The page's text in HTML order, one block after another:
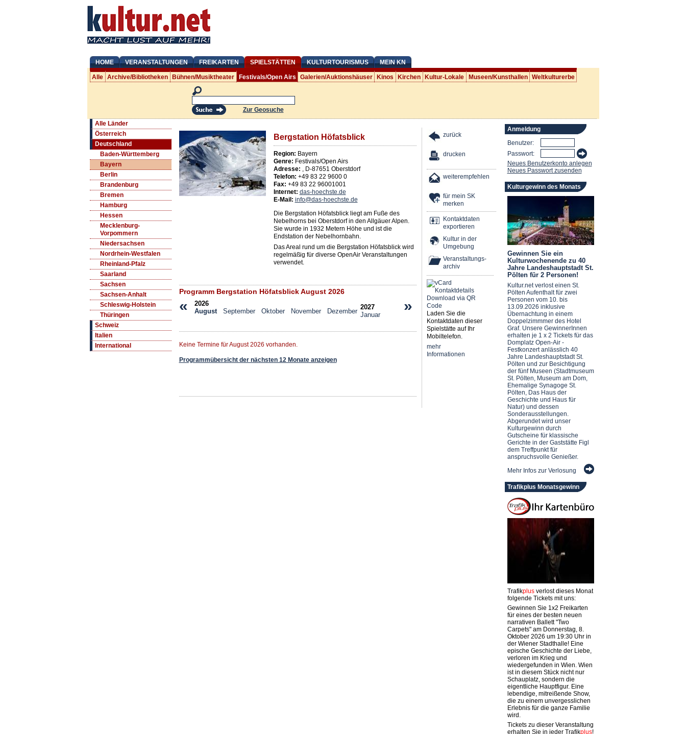
HOME VERANSTALTUNGEN FREIKARTEN SPIELSTÄTTEN KULTURTOURISMUS MEIN KN
Alle Archive/Bibliotheken Bühnen/Musiktheater Festivals/Open Airs Galerien/Auktionshäuser Kinos Kirchen Kultur-Lokale Museen/Kunsthallen Weltkulturerbe
Zur Geosuche
Alle Länder
Österreich
Deutschland
Baden-Württemberg
Bayern
Berlin
Brandenburg
Bremen
Hamburg
Hessen
Mecklenburg-
Vorpommern
Niedersachsen
Nordrhein-Westfalen
Rheinland-Pfalz
Saarland
Sachsen
Sachsen-Anhalt
Schleswig-Holstein
Thüringen
Schweiz
Italien
International
Bergstation Höfatsblick
Region: Bayern
Genre: Festivals/Open Airs
Adresse: , D-87651 Oberstdorf
Telefon: +49 83 22 9600 0
Fax: +49 83 22 96001001
Internet: das-hoechste.de
E-Mail: info@das-hoechste.de
Die Bergstation Höfatsblick liegt am Fuße des
Nebelhorns bei Oberstdorf in den Allgäuer Alpen.
Sie wurde in 1932 Metern Höhe und ist die
Endstation der Nebelhornbahn.
Das Areal rund um die Bergstation Höfatsblick wird
regelmäßig für diverse OpenAir Veranstaltungen
verwendet.
Programm Bergstation Höfatsblick August 2026
« »
2026
August
September Oktober November Dezember
2027
Januar
Keine Termine für August 2026 vorhanden.
Programmübersicht der nächsten 12 Monate anzeigen
zurück
drucken
weiterempfehlen
für mein SK
merken
Kontaktdaten
exportieren
Kultur in der
Umgebung
Veranstaltungs-
archiv
Laden Sie die
Kontaktdaten dieser
Spielstätte auf Ihr
Mobiltelefon.
mehr
Informationen
Anmeldung
Benutzer:
Passwort:
Neues Benutzerkonto anlegen
Neues Passwort zusenden
Kulturgewinn des Monats
Gewinnen Sie ein
Kulturwochenende zu 40
Jahre Landeshauptstadt St.
Pölten für 2 Personen!
Kultur.net verlost einen St.
Pölten Aufenthalt für zwei
Personen vom 10. bis
13.09.2026 inklusive
Übernachtung in einem
Doppelzimmmer des Hotel
Graf. Unsere GewinnerInnen
erhalten je 1 x 2 Tickets für das
Domplatz Open-Air -
Festkonzert anlässlich 40
Jahre Landeshauptstadt St.
Pölten und zur Besichtigung
der fünf Museen (Stadtmuseum
St. Pölten, Museum am Dom,
Ehemalige Synagoge St.
Pölten, Das Haus der
Geschichte und Haus für
Natur) und dessen
Sonderausstellungen.
Abgerundet wird unser
Kulturgewinn durch
Gutscheine für klassische
Gerichte in der Gaststätte Figl
dem Treffpunkt für
anspruchsvolle Genießer.
Mehr Infos zur Verlosung
Trafikplus Monatsgewinn
Trafikplusverlost dieses Monat
folgende Tickets mit uns:
Gewinnen Sie 1x2 Freikarten
für eines der besten neuen
narrativen Ballett "Two
Carpets" am Donnerstag, 8.
Oktober 2026 um 19:30 Uhr in
der Wiener Stadthalle! Eine
epische Geschichte der Liebe,
verloren im Krieg und
wiedergefunden in Wien. Wien
ist in diesem Stück nicht nur
Schauplatz, sondern die
eigentliche Hauptfigur. Eine
lebendige, mitreißende Show,
die zu einem unvergesslichen
Erlebnis für die ganze Familie
wird.
Tickets zu dieser Veranstaltung
erhalten Sie in jeder Trafikplus!